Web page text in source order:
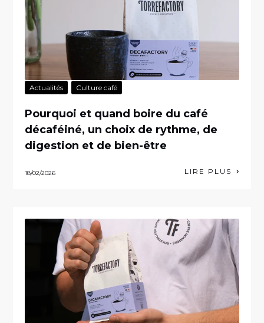
Actualités Culture café
Pourquoi et quand boire du café
décaféiné, un choix de rythme, de
digestion et de bien-être
18/02/2026 LIRE PLUS